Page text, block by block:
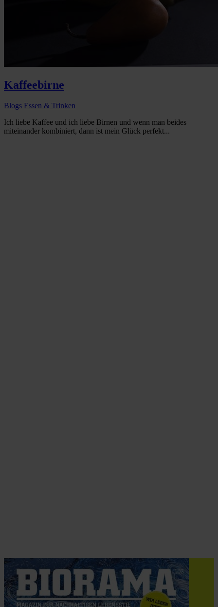
Kaffeebirne
Blogs Essen & Trinken
Ich liebe Kaffee und ich liebe Birnen und wenn man beides
miteinander kombiniert, dann ist mein Glück perfekt...